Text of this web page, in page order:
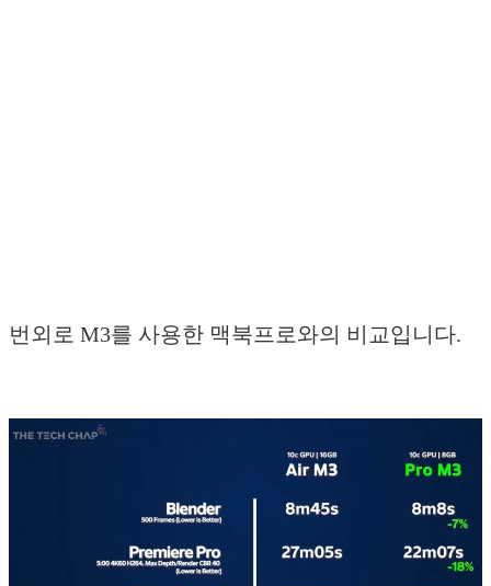
번외로 M3를 사용한 맥북프로와의 비교입니다.